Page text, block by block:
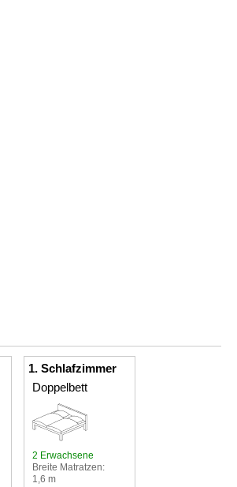
1. Schlafzimmer
Doppelbett
2 Erwachsene
Breite Matratzen:
1,6 m